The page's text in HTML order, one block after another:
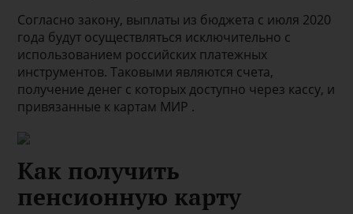
Согласно закону, выплаты из бюджета с июля 2020
года будут осуществляться исключительно с
использованием российских платежных
инструментов. Таковыми являются счета,
получение денег с которых доступно через кассу, и
привязанные к картам МИР .
Как получить
пенсионную карту